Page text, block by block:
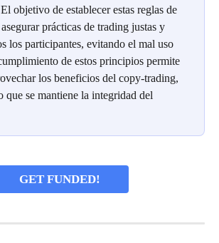
objetivo de establecer estas reglas de
prácticas de trading justas y
los participantes, evitando el mal uso
de estos principios permite
los beneficios del copy-trading,
que se mantiene la integridad del
GET FUNDED!